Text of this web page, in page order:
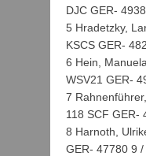
DJC GER-
5 Hradetzky,
KSCS GER-
6 Hein,
WSV21 GER-
7
118 SCF GER-
8 Harnoth,
GER- 47780 9 /